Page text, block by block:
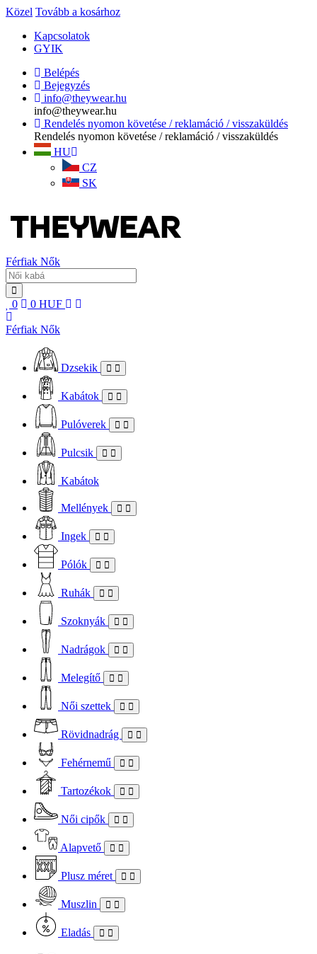
Közel Tovább a kosárhoz
Kapcsolatok
GYIK
Belépés
Bejegyzés
info@theywear.hu
info@theywear.hu
Rendelés nyomon követése / reklamáció / visszaküldés
Rendelés nyomon követése / reklamáció / visszaküldés
HU
CZ
SK
Férfiak Nők
0 0 HUF
Férfiak Nők
Dzsekik
Kabátok
Pulóverek
Pulcsik
Kabátok
Mellények
Ingek
Pólók
Ruhák
Szoknyák
Nadrágok
Melegítő
Női szettek
Rövidnadrág
Fehérnemű
Tartozékok
Női cipők
Alapvető
Plusz méret
Muszlin
Eladás